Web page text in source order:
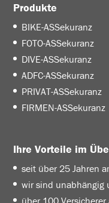
Produkte
BIKE-ASSekuranz
FOTO-ASSekuranz
DIVE-ASSekuranz
ADFC-ASSekuranz
PRIVAT-ASSekuranz
FIRMEN-ASSekuranz
Ihre Vorteile im
seit über 25 Jahren
wir sind unabhängig
über 100